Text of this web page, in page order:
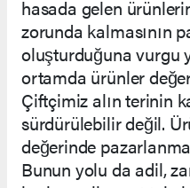
hasada gelen
zorunda kalmasının
oluşturduğuna vurgu
ortamda ürünler
Çiftçimiz alın terinin
sürdürülebilir değil.
değerinde
Bunun yolu da adil,